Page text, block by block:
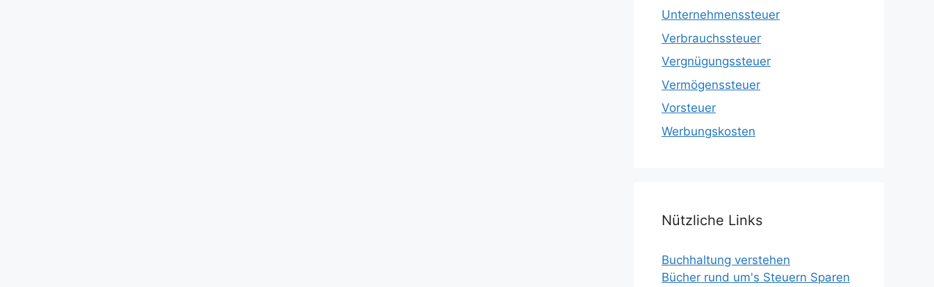
Unternehmenssteuer
Verbrauchssteuer
Vergnügungssteuer
Vermögenssteuer
Vorsteuer
Werbungskosten
Nützliche Links
Buchhaltung verstehen
Bücher rund um's Steuern Sparen